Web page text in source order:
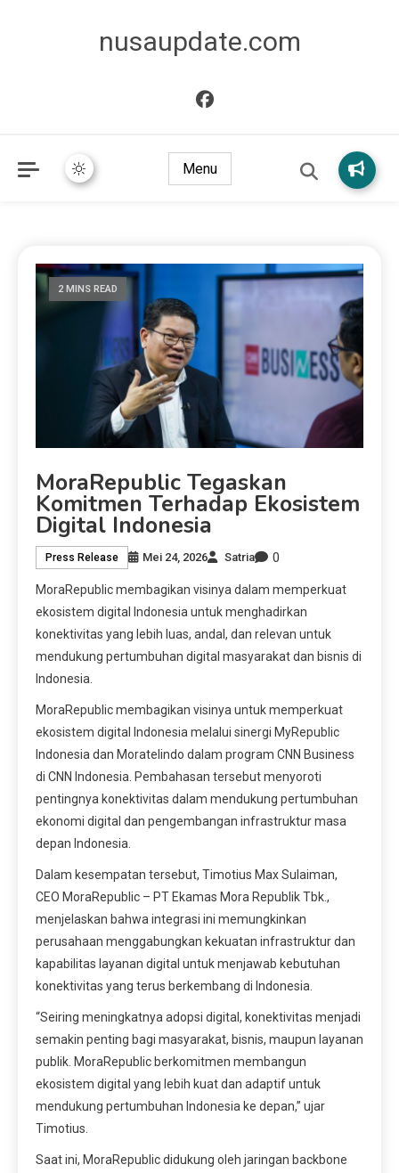
nusaupdate.com
Menu
2 MINS READ
MoraRepublic Tegaskan
Komitmen Terhadap Ekosistem
Digital Indonesia
Press Release Mei 24, 2026 Satria 0
MoraRepublic membagikan visinya dalam memperkuat
ekosistem digital Indonesia untuk menghadirkan
konektivitas yang lebih luas, andal, dan relevan untuk
mendukung pertumbuhan digital masyarakat dan bisnis di
Indonesia.
MoraRepublic membagikan visinya untuk memperkuat
ekosistem digital Indonesia melalui sinergi MyRepublic
Indonesia dan Moratelindo dalam program CNN Business
di CNN Indonesia. Pembahasan tersebut menyoroti
pentingnya konektivitas dalam mendukung pertumbuhan
ekonomi digital dan pengembangan infrastruktur masa
depan Indonesia.
Dalam kesempatan tersebut, Timotius Max Sulaiman,
CEO MoraRepublic – PT Ekamas Mora Republik Tbk.,
menjelaskan bahwa integrasi ini memungkinkan
perusahaan menggabungkan kekuatan infrastruktur dan
kapabilitas layanan digital untuk menjawab kebutuhan
konektivitas yang terus berkembang di Indonesia.
“Seiring meningkatnya adopsi digital, konektivitas menjadi
semakin penting bagi masyarakat, bisnis, maupun layanan
publik. MoraRepublic berkomitmen membangun
ekosistem digital yang lebih kuat dan adaptif untuk
mendukung pertumbuhan Indonesia ke depan,” ujar
Timotius.
Saat ini, MoraRepublic didukung oleh jaringan backbone